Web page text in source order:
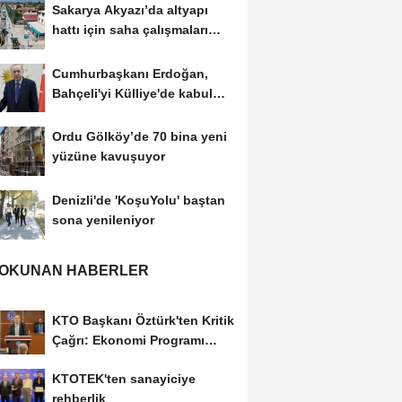
Sakarya Akyazı’da altyapı
hattı için saha çalışmaları
Cumhurbaşkanı Erdoğan,
Bahçeli'yi Külliye'de kabul
Ordu Gölköy’de 70 bina yeni
yüzüne kavuşuyor
Denizli'de 'KoşuYolu' baştan
sona yenileniyor
HABERLER
KTO Başkanı Öztürk'ten Kritik
Çağrı: Ekonomi Programı
KTOTEK'ten sanayiciye
rehberlik